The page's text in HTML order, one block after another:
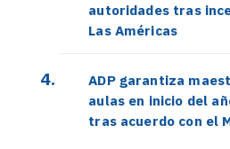
autoridades tras
Las Américas
ADP garantiza
aulas en inicio del
tras acuerdo con el